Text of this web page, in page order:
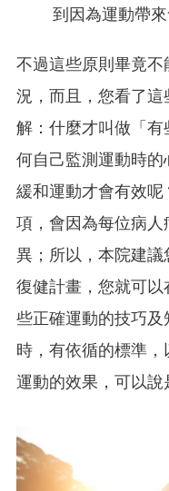
到因為運動帶
不過這些原則畢竟
況，而且，您看了這
解：什麼才叫做「有
何自己監測運動時
緩和運動才會有效
項，會因為每位病
異；所以，本院建
復健計畫，您就可
些正確運動的技巧
時，有依循的標準
運動的效果，可以說